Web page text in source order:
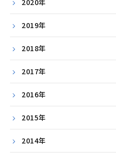
2020年
2019年
2018年
2017年
2016年
2015年
2014年